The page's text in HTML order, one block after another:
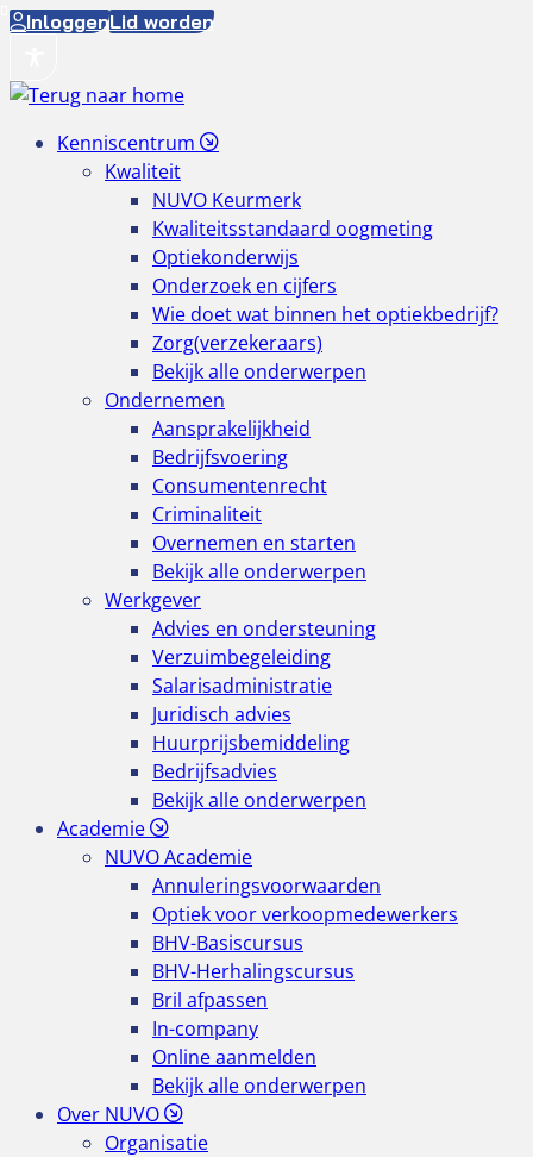
Ga
de
inhoud
InloggenLid worden
Kenniscentrum
Kwaliteit
NUVO Keurmerk
Kwaliteitsstandaard oogmeting
Optiekonderwijs
Onderzoek en cijfers
Wie doet wat binnen het optiekbedrijf?
Zorg(verzekeraars)
Bekijk alle onderwerpen
Ondernemen
Aansprakelijkheid
Bedrijfsvoering
Consumentenrecht
Criminaliteit
Overnemen en starten
Bekijk alle onderwerpen
Werkgever
Advies en ondersteuning
Verzuimbegeleiding
Salarisadministratie
Juridisch advies
Huurprijsbemiddeling
Bedrijfsadvies
Bekijk alle onderwerpen
Academie
NUVO Academie
Annuleringsvoorwaarden
Optiek voor verkoopmedewerkers
BHV-Basiscursus
BHV-Herhalingscursus
Bril afpassen
In-company
Online aanmelden
Bekijk alle onderwerpen
Over NUVO
Organisatie